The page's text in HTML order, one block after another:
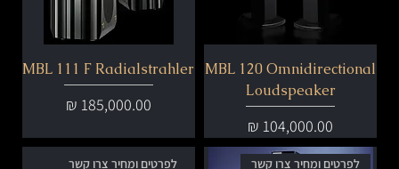
MBL 120 Omnidirectional
Loudspeaker
מחיר
MBL 111 F Radialstrahler
מחיר
לפרטים ומחיר צרו קשר לפרטים ומחיר צרו קשר